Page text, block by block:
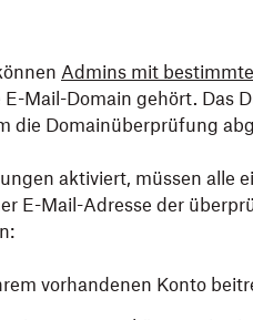
Admins mit
Mail-Domain gehört. Das
die Domainüberprüfung
aktiviert, müssen alle
E-Mail-Adresse der
vorhandenen Konto